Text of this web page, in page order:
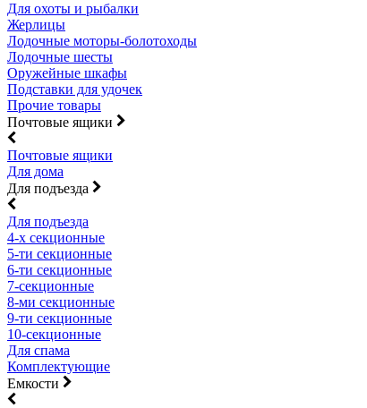
Для охоты и рыбалки
Жерлицы
Лодочные моторы-болотоходы
Лодочные шесты
Оружейные шкафы
Подставки для удочек
Прочие товары
Почтовые ящики
Почтовые ящики
Для дома
Для подъезда
Для подъезда
4-х секционные
5-ти секционные
6-ти секционные
7-секционные
8-ми секционные
9-ти секционные
10-секционные
Для спама
Комплектующие
Емкости